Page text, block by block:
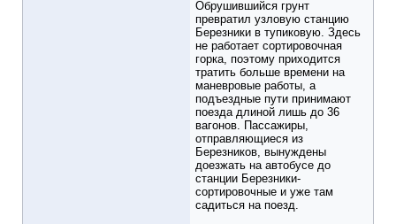
Обрушившийся грунт
превратил узловую станцию
Березники в тупиковую. Здесь
не работает сортировочная
горка, поэтому приходится
тратить больше времени на
маневровые работы, а
подъездные пути принимают
поезда длиной лишь до 36
вагонов. Пассажиры,
отправляющиеся из
Березников, вынуждены
доезжать на автобусе до
станции Березники-
сортировочные и уже там
садиться на поезд.